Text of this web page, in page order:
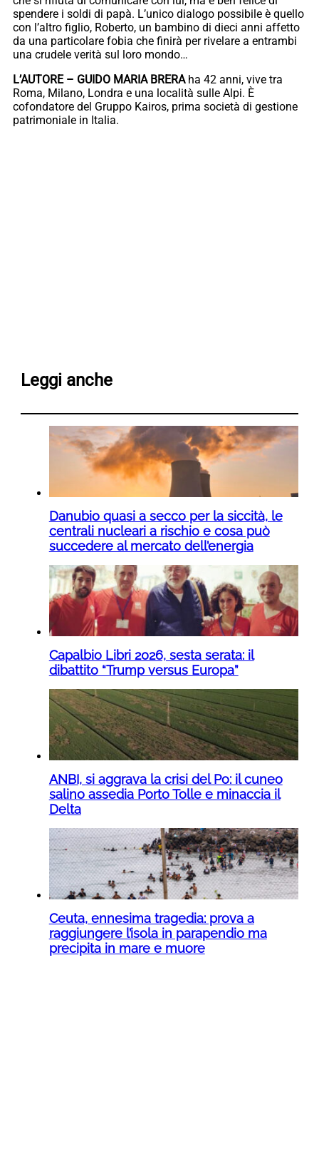
spendere i soldi di papà. L’unico dialogo possibile è quello
con l’altro figlio, Roberto, un bambino di dieci anni affetto
da una particolare fobia che finirà per rivelare a entrambi
una crudele verità sul loro mondo…
L’AUTORE – GUIDO MARIA BRERAha 42 anni, vive tra
Roma, Milano, Londra e una località sulle Alpi. È
cofondatore del Gruppo Kairos, prima società di gestione
patrimoniale in Italia.
Leggi anche
Danubio quasi a secco per la siccità, le
centrali nucleari a rischio e cosa può
succedere al mercato dell’energia
Capalbio Libri 2026, sesta serata: il
dibattito “Trump versus Europa”
ANBI, si aggrava la crisi del Po: il cuneo
salino assedia Porto Tolle e minaccia il
Delta
Ceuta, ennesima tragedia: prova a
raggiungere l’isola in parapendio ma
precipita in mare e muore